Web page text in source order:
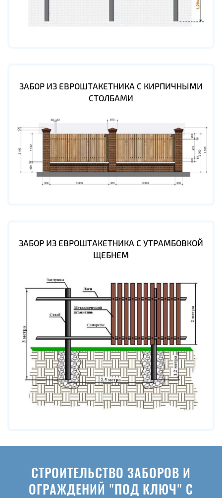
ЗАБОР ИЗ ЕВРОШТАКЕТНИКА С КИРПИЧНЫМИ
СТОЛБАМИ
ЗАБОР ИЗ ЕВРОШТАКЕТНИКА С УТРАМБОВКОЙ
ЩЕБНЕМ
СТРОИТЕЛЬСТВО ЗАБОРОВ И
ОГРАЖДЕНИЙ "ПОД КЛЮЧ" С